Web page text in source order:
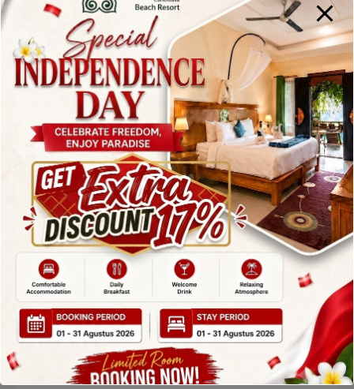
Desa Yehembangjuga dikenal sebagaidesa
katolik di Bali, yang menjadi salah satu daya tarik
unik di pulau ini. Meskipun Bali mayoritas beragama
Hindu, kehadiran desa katolik sepertiDesa
Yehembangmemberikan warna yang berbeda
dalam keberagaman budaya dan agama di Bali.
Masyarakat di desa ini sangat ramah dan penuh
dengan tradisi yang masih dilestarikan hingga kini.
Di desa ini, Anda dapat mengunjungi
Gereja
Katolik Yeh Embang
, yang menjadi pusat
kegiatan agama bagi penduduk setempat. Gereja ini
tidak hanya sebagai tempat ibadah, tetapi juga
merupakan simbol dari sejarah panjang
perkembangan agama Katolik di Bali. Masyarakat
setempat sering mengadakan acara keagamaan